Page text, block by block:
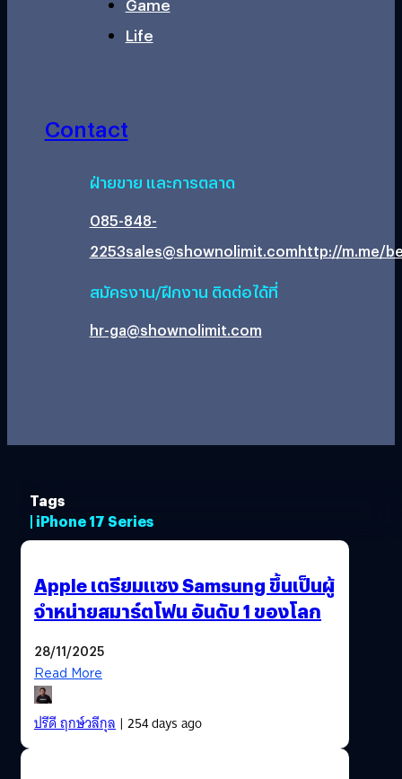
Game
Life
Contact
ฝ่ายขาย และการตลาด
085-848-
2253sales@shownolimit.comhttp://m.me/
สมัครงาน/ฝึกงาน ติดต่อได้ที่
hr-ga@shownolimit.com
Tags
| iPhone 17 Series
Apple เตรียมแซง Samsung ขึ้นเป็นผู้
จำหน่ายสมาร์ตโฟน อันดับ 1 ของโลก
28/11/2025
Read More
ปรีดี ฤกษ์วลีกุล| 254 days ago